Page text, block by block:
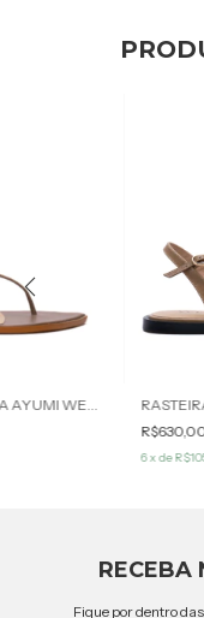
RASTEIRA COURO CINZA AYUMI WERNER
6x de
RECEBA
Fique por dentro